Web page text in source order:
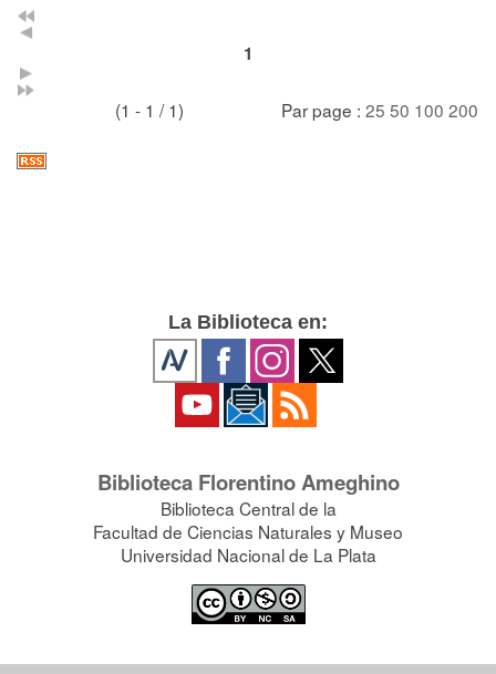
1
(1 - 1 / 1) Par page : 25 50 100 200
La Biblioteca en:
Biblioteca Florentino Ameghino
Biblioteca Central de la
Facultad de Ciencias Naturales y Museo
Universidad Nacional de La Plata